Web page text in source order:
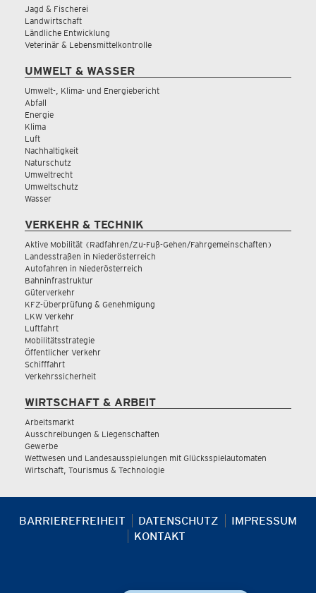
Jagd & Fischerei
Landwirtschaft
Ländliche Entwicklung
Veterinär & Lebensmittelkontrolle
UMWELT & WASSER
Umwelt-, Klima- und Energiebericht
Abfall
Energie
Klima
Luft
Nachhaltigkeit
Naturschutz
Umweltrecht
Umweltschutz
Wasser
VERKEHR & TECHNIK
Aktive Mobilität (Radfahren/Zu-Fuß-Gehen/Fahrgemeinschaften)
Landesstraßen in Niederösterreich
Autofahren in Niederösterreich
Bahninfrastruktur
Güterverkehr
KFZ-Überprüfung & Genehmigung
LKW Verkehr
Luftfahrt
Mobilitätsstrategie
Öffentlicher Verkehr
Schifffahrt
Verkehrssicherheit
WIRTSCHAFT & ARBEIT
Arbeitsmarkt
Ausschreibungen & Liegenschaften
Gewerbe
Wettwesen und Landesausspielungen mit Glücksspielautomaten
Wirtschaft, Tourismus & Technologie
BARRIEREFREIHEIT DATENSCHUTZ
IMPRESSUM
KONTAKT